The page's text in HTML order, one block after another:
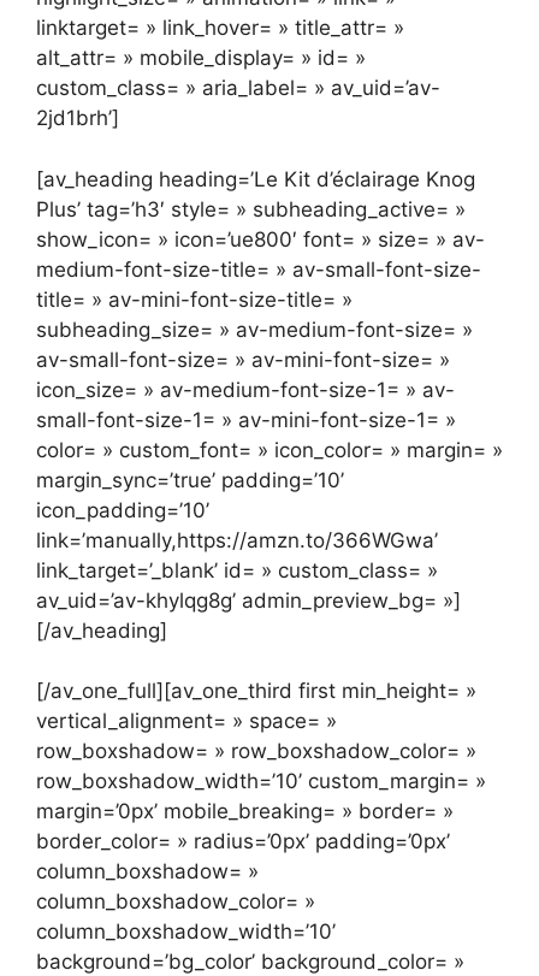
linktarget= » link_hover= » title_attr= »
alt_attr= » mobile_display= » id= »
custom_class= » aria_label= » av_uid=’av-
2jd1brh’]
[av_heading heading=’Le Kit d’éclairage Knog
Plus’ tag=’h3′ style= » subheading_active= »
show_icon= » icon=’ue800′ font= » size= » av-
medium-font-size-title= » av-small-font-size-
title= » av-mini-font-size-title= »
subheading_size= » av-medium-font-size= »
av-small-font-size= » av-mini-font-size= »
icon_size= » av-medium-font-size-1= » av-
small-font-size-1= » av-mini-font-size-1= »
color= » custom_font= » icon_color= » margin= »
margin_sync=’true’ padding=’10’
icon_padding=’10’
link=’manually,https://amzn.to/366WGwa’
link_target=’_blank’ id= » custom_class= »
av_uid=’av-khylqg8g’ admin_preview_bg= »]
[/av_heading]
[/av_one_full][av_one_third first min_height= »
vertical_alignment= » space= »
row_boxshadow= » row_boxshadow_color= »
row_boxshadow_width=’10’ custom_margin= »
margin=’0px’ mobile_breaking= » border= »
border_color= » radius=’0px’ padding=’0px’
column_boxshadow= »
column_boxshadow_color= »
column_boxshadow_width=’10’
background=’bg_color’ background_color= »